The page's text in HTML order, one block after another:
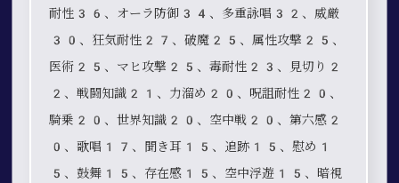
耐性36、オーラ防御34、多重詠唱32、威厳
30、狂気耐性27、破魔25、属性攻撃25、
医術25、マヒ攻撃25、毒耐性23、見切り2
2、戦闘知識21、力溜め20、呪詛耐性20、
騎乗20、世界知識20、空中戦20、第六感2
0、歌唱17、聞き耳15、追跡15、慰め1
5、鼓舞15、存在感15、空中浮遊15、暗視